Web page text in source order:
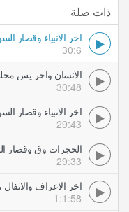
ذات صلة
30:6
30:48
29:43
29:33
اخر الاعراف
1:1:58